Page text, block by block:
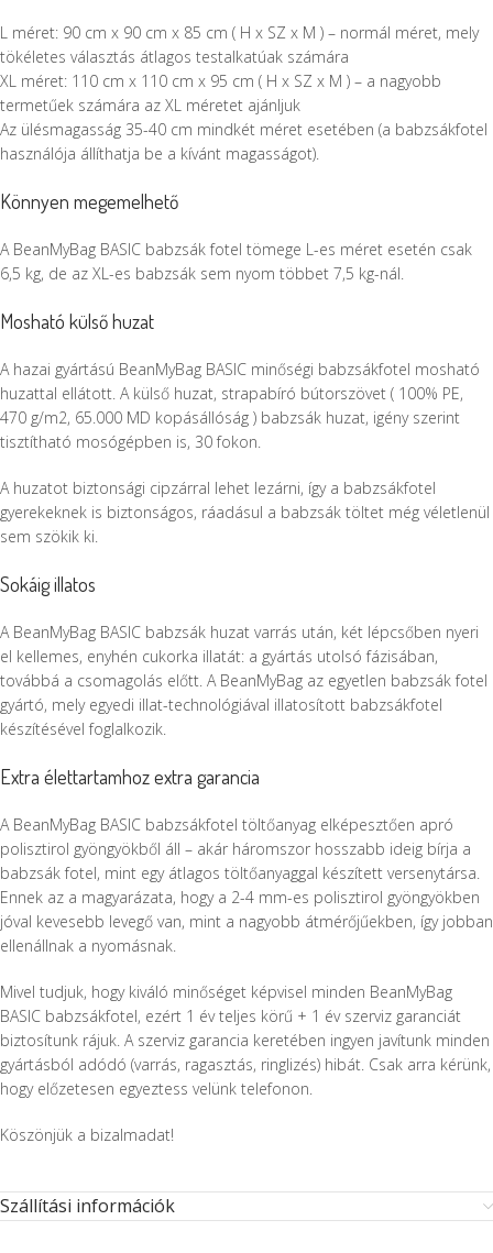
L méret: 90 cm x 90 cm x 85 cm ( H x SZ x M ) – normál méret, mely
tökéletes választás átlagos testalkatúak számára
XL méret: 110 cm x 110 cm x 95 cm ( H x SZ x M ) – a nagyobb
termetűek számára az XL méretet ajánljuk
Az ülésmagasság 35-40 cm mindkét méret esetében (a babzsákfotel
használója állíthatja be a kívánt magasságot).
Könnyen megemelhető
A BeanMyBag BASIC babzsák fotel tömege L-es méret esetén csak
6,5 kg, de az XL-es babzsák sem nyom többet 7,5 kg-nál.
Mosható külső huzat
A hazai gyártású BeanMyBag BASIC minőségi babzsákfotel mosható
huzattal ellátott. A külső huzat, strapabíró bútorszövet ( 100% PE,
470 g/m2, 65.000 MD kopásállóság ) babzsák huzat, igény szerint
tisztítható mosógépben is, 30 fokon.
A huzatot biztonsági cipzárral lehet lezárni, így a babzsákfotel
gyerekeknek is biztonságos, ráadásul a babzsák töltet még véletlenül
sem szökik ki.
Sokáig illatos
A BeanMyBag BASIC babzsák huzat varrás után, két lépcsőben nyeri
el kellemes, enyhén cukorka illatát: a gyártás utolsó fázisában,
továbbá a csomagolás előtt. A BeanMyBag az egyetlen babzsák fotel
gyártó, mely egyedi illat-technológiával illatosított babzsákfotel
készítésével foglalkozik.
Extra élettartamhoz extra garancia
A BeanMyBag BASIC babzsákfotel töltőanyag elképesztően apró
polisztirol gyöngyökből áll – akár háromszor hosszabb ideig bírja a
babzsák fotel, mint egy átlagos töltőanyaggal készített versenytársa.
Ennek az a magyarázata, hogy a 2-4 mm-es polisztirol gyöngyökben
jóval kevesebb levegő van, mint a nagyobb átmérőjűekben, így jobban
ellenállnak a nyomásnak.
Mivel tudjuk, hogy kiváló minőséget képvisel minden BeanMyBag
BASIC babzsákfotel, ezért 1 év teljes körű + 1 év szerviz garanciát
biztosítunk rájuk. A szerviz garancia keretében ingyen javítunk minden
gyártásból adódó (varrás, ragasztás, ringlizés) hibát. Csak arra kérünk,
hogy előzetesen egyeztess velünk telefonon.
Köszönjük a bizalmadat!
Szállítási információk